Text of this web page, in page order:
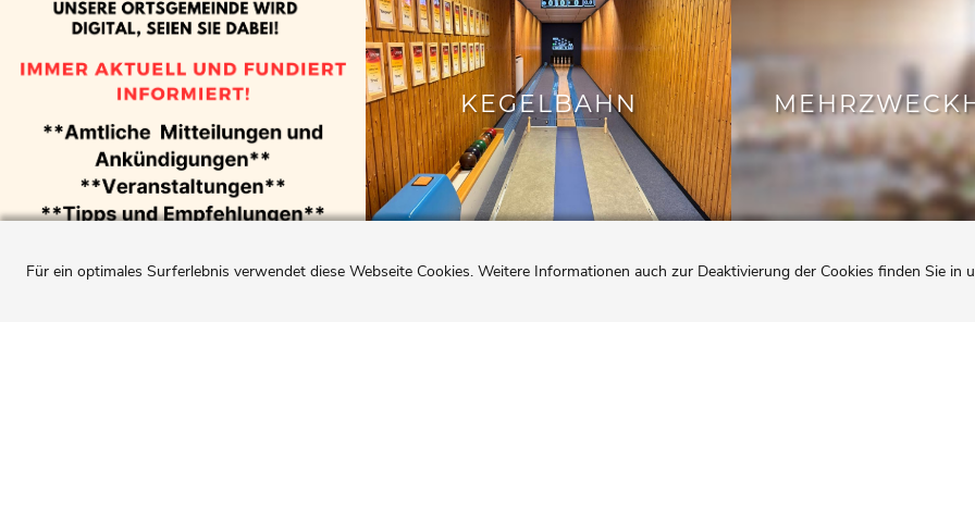
KEGELBAHN
Für ein optimales Surferlebnis verwendet diese Webseite Cookies. Weitere Informationen auch zur Deaktivierung der Cookies finden Sie in